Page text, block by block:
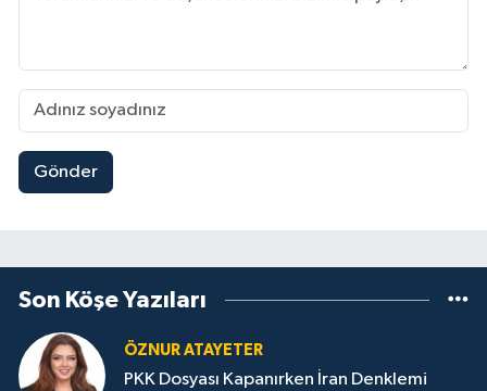
Gönder
Son Köşe Yazıları
ÖZNUR ATAYETER
PKK Dosyası Kapanırken İran Denklemi